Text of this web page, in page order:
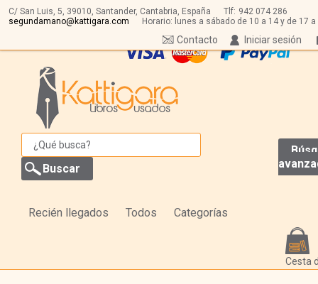
C/ San Luis, 5, 39010, Santander, Cantabria, España Tlf: 942 074 286
segundamano@kattigara.com
Horario: lunes a sábado de 10 a 14 y de 17 a
Iniciar sesión
Contacto
Recién llegados Todos Categorías
Cesta